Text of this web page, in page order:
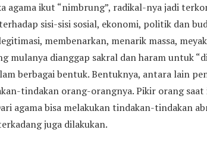
agama ikut “nimbrung”, radikal-nya jadi
sisi-sisi sosial, ekonomi, politik dan
membenarkan, menarik massa,
mulanya dianggap sakral dan haram untuk
berbagai bentuk. Bentuknya, antara lain
tindakan orang-orangnya. Pikir orang saat
agama bisa melakukan tindakan-tindakan
juga dilakukan.